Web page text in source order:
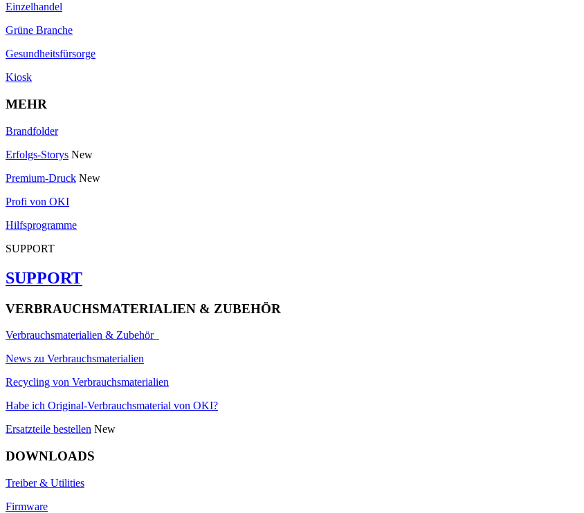
Einzelhandel
Grüne Branche
Gesundheitsfürsorge
Kiosk
MEHR
Brandfolder
Erfolgs-Storys New
Premium-Druck New
Profi von OKI
Hilfsprogramme
SUPPORT
SUPPORT
VERBRAUCHSMATERIALIEN & ZUBEHÖR
Verbrauchsmaterialien & Zubehör
News zu Verbrauchsmaterialien
Recycling von Verbrauchsmaterialien
Habe ich Original-Verbrauchsmaterial von OKI?
Ersatzteile bestellen New
DOWNLOADS
Treiber & Utilities
Firmware